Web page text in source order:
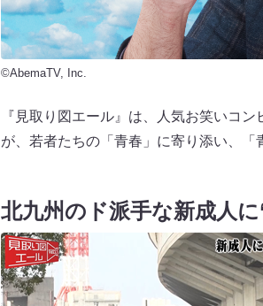
©AbemaTV, Inc.
『見取り図エール』は、人気お笑いコ
が、若者たちの「青春」に寄り添い、「
北九州のド派手な新成人